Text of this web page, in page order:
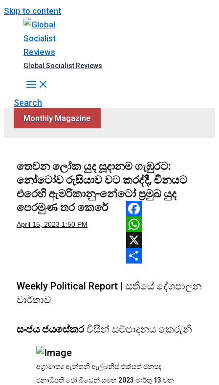
Skip to content
Global Socialist Reviews
Search
Monthly Magazine
තෙවන ලෝක යුද සූදානම ගැඹුරට:
නෝටෝව රුසියාව වට කරද්දී, චීනයට
එරෙහි ඇමරිකානු-නේටෝ ප්‍රමුඛ යුද
පෙරමුණ තර කෙරේ
April 15, 2023 1:50 PM
Facebook
WhatsApp
X
Weekly Political Report | සතියේ දේශපාලන
වාර්තාව
සංජය ජයසේකරවිසින් සම්පාදනය කෙරුනි
අග්‍රාමාත්‍ය ඇන්තනි ඇල්බනීස් එක්සත් ජනපද
ජනාධිපති ජෝ බිඩෙන් සමඟ 2023 මාර්තු 13 වන